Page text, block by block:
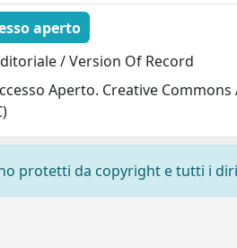
aperto
/ Version Of Record
Aperto. Creative
protetti da copyright e tutti i